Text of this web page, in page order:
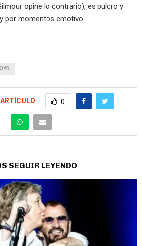
opine lo contrario), es pulcro y
por momentos emotivo.
0
SEGUIR LEYENDO